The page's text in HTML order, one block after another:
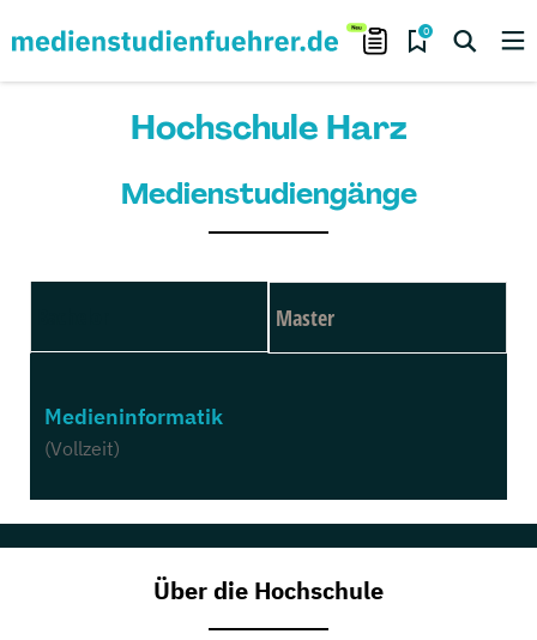
0
Hochschule Harz
Medienstudiengänge
Master
Medieninformatik
(Vollzeit)
Über die Hochschule